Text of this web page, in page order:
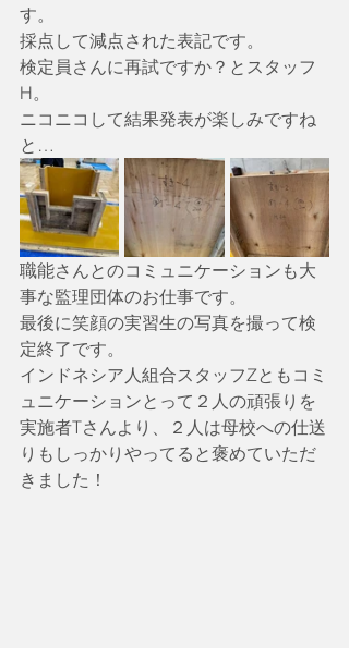
す。
採点して減点された表記です。
検定員さんに再試ですか？とスタッフ
H。
ニコニコして結果発表が楽しみですね
と…
職能さんとのコミュニケーションも大
事な監理団体のお仕事です。
最後に笑顔の実習生の写真を撮って検
定終了です。
インドネシア人組合スタッフZともコミ
ュニケーションとって２人の頑張りを
実施者Tさんより、２人は母校への仕送
りもしっかりやってると褒めていただ
きました！